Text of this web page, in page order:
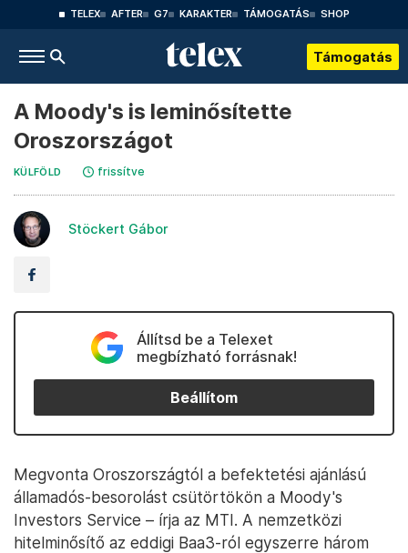
TELEX AFTER G7 KARAKTER TÁMOGATÁS SHOP
Támogatás
A Moody's is leminősítette
Oroszországot
KÜLFÖLD frissítve
Stöckert Gábor
Állítsd be a Telexet
megbízható forrásnak!
Beállítom
Megvonta Oroszországtól a befektetési ajánlású
államadós-besorolást csütörtökön a Moody's
Investors Service – írja az MTI. A nemzetközi
hitelminősítő az eddigi Baa3-ról egyszerre három